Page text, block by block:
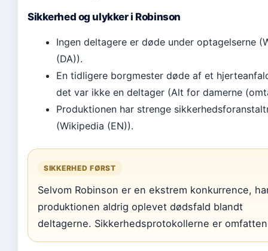
Sikkerhed og ulykker i Robinson
Ingen deltagere er døde under optagelserne
(DA)).
En tidligere borgmester døde af et
det var ikke en deltager (Alt for damerne
Produktionen har strenge
(Wikipedia (EN)).
SIKKERHED FØRST
Selvom Robinson er en ekstrem konkurrence,
produktionen aldrig oplevet dødsfald blandt
deltagerne. Sikkerhedsprotokollerne er